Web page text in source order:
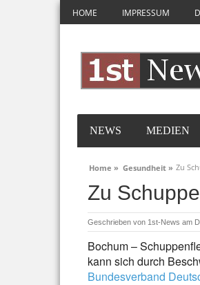
HOME IMPRESSUM
NEWS MEDIEN
Home » Gesundheit » Zu
Zu
Geschrieben von 1st-News am
Bochum –
kann sich durch
Bundesverband